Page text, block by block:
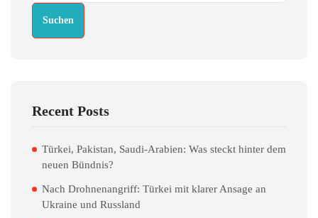
Suchen
Recent Posts
Türkei, Pakistan, Saudi-Arabien: Was steckt hinter dem
neuen Bündnis?
Nach Drohnenangriff: Türkei mit klarer Ansage an
Ukraine und Russland